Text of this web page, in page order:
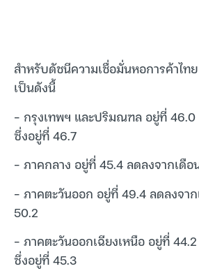
สำหรับดัชนีความเชื่อมั่นหอการค้าไท
เป็นดังนี้
– กรุงเทพฯ และปริมณฑล อยู่ที่ 46.0
ซึ่งอยู่ที่ 46.7
– ภาคกลาง อยู่ที่ 45.4 ลดลงจากเดื
– ภาคตะวันออก อยู่ที่ 49.4 ลดลงจา
50.2
– ภาคตะวันออกเฉียงเหนือ อยู่ที่
ซึ่งอยู่ที่ 45.3